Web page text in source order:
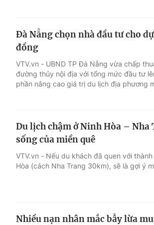
Đà Nẵng chọn nhà đầu tư cho
đồng
VTV.vn - UBND TP Đà Nẵng vừa chấp
đường thủy nội địa với tổng mức đầu tư
phần nâng cao giá trị du lịch địa phương
Du lịch chậm ở Ninh Hòa –
sống của miền quê
VTV.vn - Nếu du khách đã quen với
Hòa (cách Nha Trang 30km), sẽ là gợi ý
Nhiều nạn nhân mắc bẫy lừa